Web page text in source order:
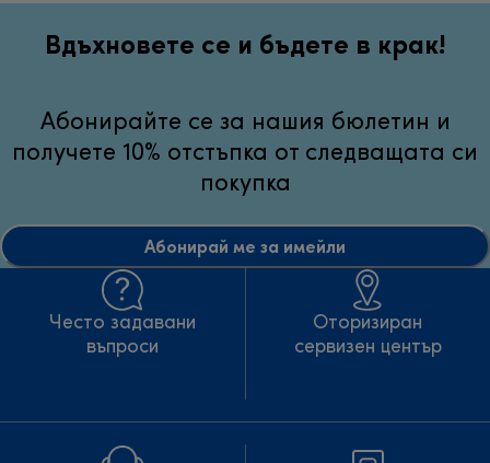
Вдъхновете се и бъдете в крак!
Абонирайте се за нашия бюлетин и
получете 10% отстъпка от следващата си
покупка
Абонирай ме за имейли
Често задавани
въпроси
Оторизиран
сервизен център